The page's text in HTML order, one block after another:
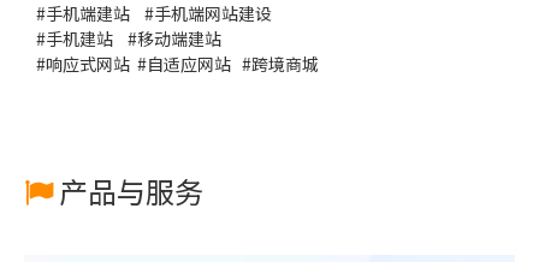
#手机端建站 #手机端网站建设
#手机建站 #移动端建站
#响应式网站 #自适应网站 #跨境商城
产品与服务